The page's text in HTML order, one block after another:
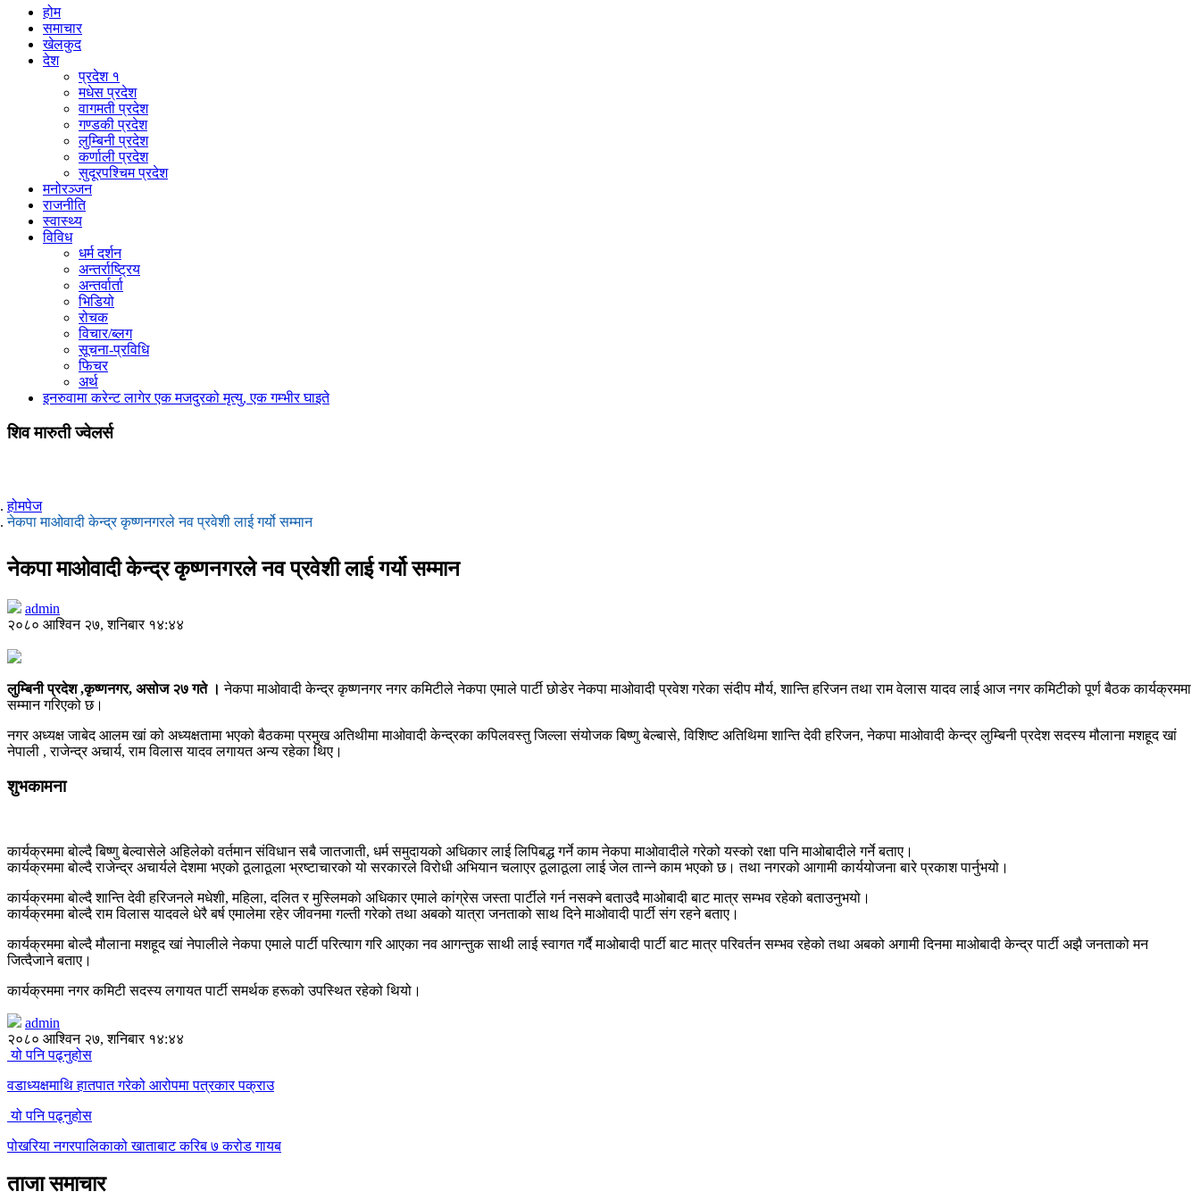
होम
समाचार
खेलकुद
देश
प्रदेश १
मधेस प्रदेश
वागमती प्रदेश
गण्डकी प्रदेश
लुम्बिनी प्रदेश
कर्णाली प्रदेश
सुदूरपश्चिम प्रदेश
मनोरञ्जन
राजनीति
स्वास्थ्य
विविध
धर्म दर्शन
अन्तर्राष्ट्रिय
अन्तर्वार्ता
भिडियो
रोचक
विचार/ब्लग
सूचना-प्रविधि
फिचर
अर्थ
इनरुवामा करेन्ट लागेर एक मजदुरको मृत्यु, एक गम्भीर घाइते
शिव मारुती ज्वेलर्स
होमपेज
नेकपा माओवादी केन्द्र कृष्णनगरले नव प्रवेशी लाई गर्यो सम्मान
नेकपा माओवादी केन्द्र कृष्णनगरले नव प्रवेशी लाई गर्यो सम्मान
admin
२०८० आश्विन २७, शनिबार १४:४४
लुम्बिनी प्रदेश ,कृष्णनगर, असोज २७ गते । नेकपा माओवादी केन्द्र कृष्णनगर नगर कमिटीले नेकपा एमाले पार्टी छोडेर नेकपा माओवादी प्रवेश गरेका संदीप मौर्य, शान्ति हरिजन तथा राम वेलास यादव लाई आज नगर कमिटीको पूर्ण बैठक कार्यक्रममा
सम्मान गरिएको छ।
नगर अध्यक्ष जाबेद आलम खां को अध्यक्षतामा भएको बैठकमा प्रमुख अतिथीमा माओवादी केन्द्रका कपिलवस्तु जिल्ला संयोजक बिष्णु बेल्बासे, विशिष्ट अतिथिमा शान्ति देवी हरिजन, नेकपा माओवादी केन्द्र लुम्बिनी प्रदेश सदस्य मौलाना मशहूद खां
नेपाली , राजेन्द्र अचार्य, राम विलास यादव लगायत अन्य रहेका थिए।
शुभकामना
कार्यक्रममा बोल्दै बिष्णु बेल्वासेले अहिलेको वर्तमान संविधान सबै जातजाती, धर्म समुदायको अधिकार लाई लिपिबद्ध गर्ने काम नेकपा माओवादीले गरेको यस्को रक्षा पनि माओबादीले गर्ने बताए।
कार्यक्रममा बोल्दै राजेन्द्र अचार्यले देशमा भएको ठूलाठूला भ्रष्टाचारको यो सरकारले विरोधी अभियान चलाएर ठूलाठूला लाई जेल तान्ने काम भएको छ। तथा नगरको आगामी कार्ययोजना बारे प्रकाश पार्नुभयो।
कार्यक्रममा बोल्दै शान्ति देवी हरिजनले मधेशी, महिला, दलित र मुस्लिमको अधिकार एमाले कांग्रेस जस्ता पार्टीले गर्न नसक्ने बताउदै माओबादी बाट मात्र सम्भव रहेको बताउनुभयो।
कार्यक्रममा बोल्दै राम विलास यादवले धेरै बर्ष एमालेमा रहेर जीवनमा गल्ती गरेको तथा अबको यात्रा जनताको साथ दिने माओवादी पार्टी संग रहने बताए।
कार्यक्रममा बोल्दै मौलाना मशहूद खां नेपालीले नेकपा एमाले पार्टी परित्याग गरि आएका नव आगन्तुक साथी लाई स्वागत गर्दै माओबादी पार्टी बाट मात्र परिवर्तन सम्भव रहेको तथा अबको अगामी दिनमा माओबादी केन्द्र पार्टी अझै जनताको मन
जित्दैजाने बताए।
कार्यक्रममा नगर कमिटी सदस्य लगायत पार्टी समर्थक हरूको उपस्थित रहेको थियो।
admin
२०८० आश्विन २७, शनिबार १४:४४
यो पनि पढ्नुहोस
वडाध्यक्षमाथि हातपात गरेको आरोपमा पत्रकार पक्राउ
यो पनि पढ्नुहोस
पोखरिया नगरपालिकाको खाताबाट करिब ७ करोड गायब
ताजा समाचार